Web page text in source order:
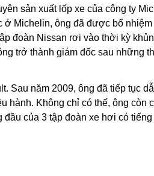
sản xuất lốp xe của công ty
Michelin, ông đã được bổ nhiệm
đoàn Nissan rơi vào thời kỳ
trở thành giám đốc sau những
Sau năm 2009, ông đã tiếp tục
hành. Không chỉ có thế, ông còn
của 3 tập đoàn xe hơi có tiếng